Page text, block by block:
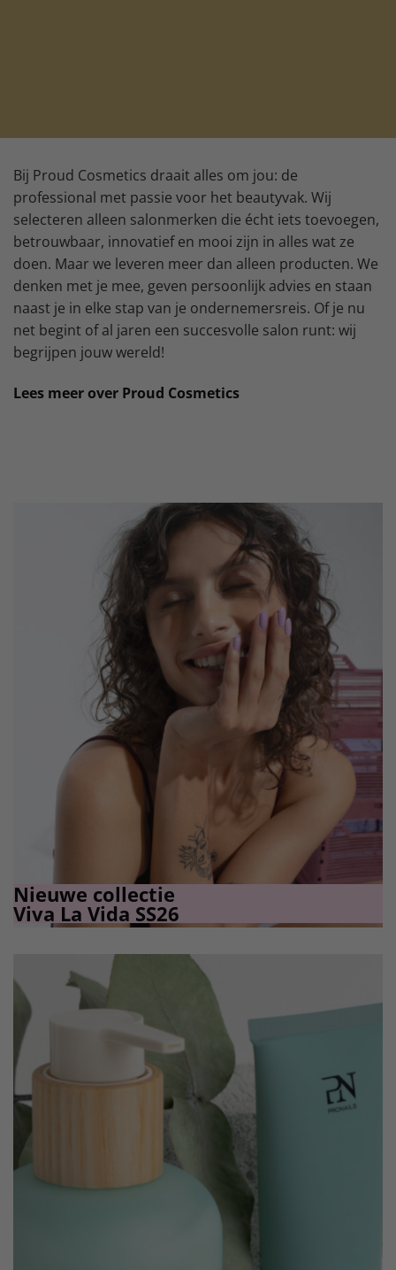
Bij Proud Cosmetics draait alles om jou: de
professional met passie voor het beautyvak. Wij
selecteren alleen salonmerken die écht iets toevoegen,
betrouwbaar, innovatief en mooi zijn in alles wat ze
doen. Maar we leveren meer dan alleen producten. We
denken met je mee, geven persoonlijk advies en staan
naast je in elke stap van je ondernemersreis. Of je nu
net begint of al jaren een succesvolle salon runt: wij
begrijpen jouw wereld!
Lees meer over Proud Cosmetics
Nieuwe collectie
Viva La Vida SS26